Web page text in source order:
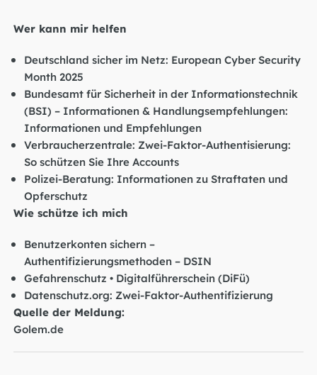
Wer kann mir helfen
Deutschland sicher im Netz: European Cyber Security
Month 2025
Bundesamt für Sicherheit in der Informationstechnik
(BSI) – Informationen & Handlungsempfehlungen:
Informationen und Empfehlungen
Verbraucherzentrale: Zwei-Faktor-Authentisierung:
So schützen Sie Ihre Accounts
Polizei-Beratung: Informationen zu Straftaten und
Opferschutz
Wie schütze ich mich
Benutzerkonten sichern –
Authentifizierungsmethoden – DSIN
Gefahrenschutz • Digitalführerschein (DiFü)
Datenschutz.org: Zwei-Faktor-Authentifizierung
Quelle der Meldung:
Golem.de